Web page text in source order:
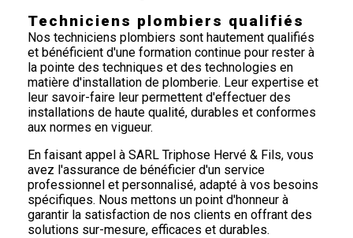
Techniciens plombiers qualifiés
Nos techniciens plombiers sont hautement qualifiés
et bénéficient d'une formation continue pour rester à
la pointe des techniques et des technologies en
matière d'installation de plomberie. Leur expertise et
leur savoir-faire leur permettent d'effectuer des
installations de haute qualité, durables et conformes
aux normes en vigueur.
En faisant appel à SARL Triphose Hervé & Fils, vous
avez l'assurance de bénéficier d'un service
professionnel et personnalisé, adapté à vos besoins
spécifiques. Nous mettons un point d'honneur à
garantir la satisfaction de nos clients en offrant des
solutions sur-mesure, efficaces et durables.